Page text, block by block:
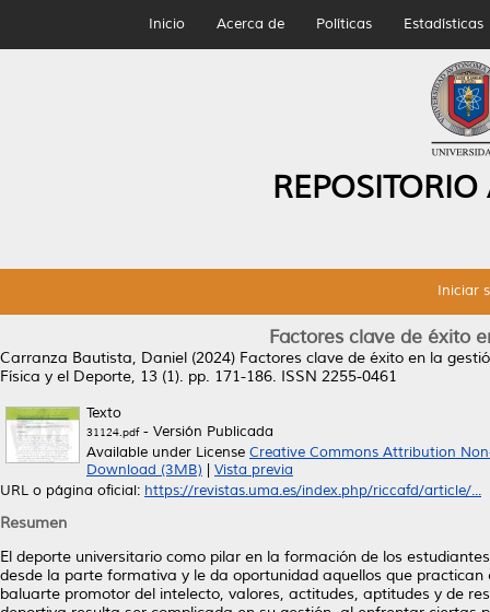
Inicio Acerca de Políticas Estadísticas
Iniciar
Factores clave de éxito
Carranza Bautista, Daniel (2024) Factores clave de éxito en la
Física y el Deporte, 13 (1). pp. 171-186. ISSN 2255-0461
Texto
31124.pdf- Versión Publicada
Available under License Creative Commons Attribution
Download (3MB)
Vista previa
URL o página oficial: https://revistas.uma.es/index.php/riccafd/article/...
Resumen
El deporte universitario como pilar en la formación de los
desde la parte formativa y le da oportunidad aquellos que
baluarte promotor del intelecto, valores, actitudes, aptitudes y de